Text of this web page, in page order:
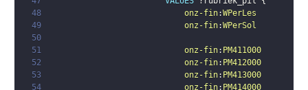
48
onz-fin:WPerLes
49
onz-fin:WPerSol
50
51
onz-fin: PM411000
52
onz-fin: PM412000
53
onz-fin: PM413000
54
onz-fin: PM414000